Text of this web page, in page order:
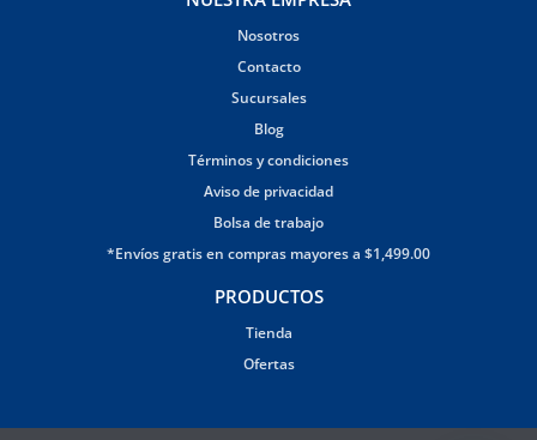
Nosotros
Contacto
Sucursales
Blog
Términos y condiciones
Aviso de privacidad
Bolsa de trabajo
*Envíos gratis en compras mayores a $1,499.00
PRODUCTOS
Tienda
Ofertas